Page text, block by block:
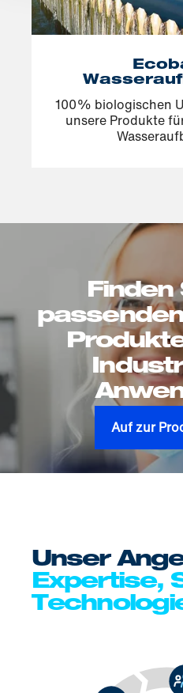
100% biologischen
unsere Produkte
Finden
Auf zur
Unser
Expertise,